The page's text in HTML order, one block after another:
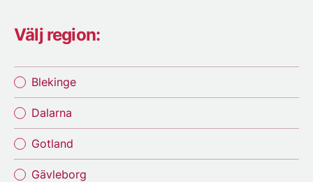
Välj region:
Blekinge
Dalarna
Gotland
Gävleborg